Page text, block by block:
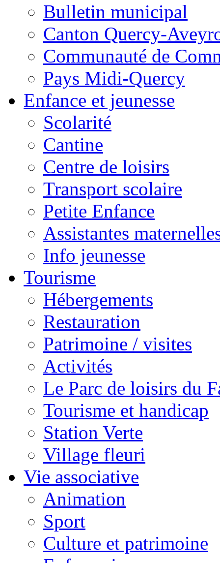
Bulletin municipal
Canton Quercy-
Communauté de
Pays Midi-Quercy
Enfance et jeunesse
Scolarité
Cantine
Centre de loisirs
Transport scolaire
Petite Enfance
Assistantes
Info jeunesse
Tourisme
Hébergements
Restauration
Patrimoine / visites
Activités
Le Parc de loisirs du
Tourisme et handicap
Station Verte
Village fleuri
Vie associative
Animation
Sport
Culture et patrimoine